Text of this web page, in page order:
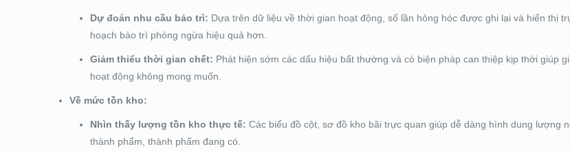
Dự đoán nhu cầu bảo trì: Dựa trên dữ liệu về thời gian hoạt động, số lần hỏng hóc được ghi lại và hiển thị
hoạch bảo trì phòng ngừa hiệu quả hơn.
Giảm thiểu thời gian chết: Phát hiện sớm các dấu hiệu bất thường và có biện pháp can thiệp kịp thời giúp
hoạt động không mong muốn.
Về mức tồn kho:
Nhìn thấy lượng tồn kho thực tế: Các biểu đồ cột, sơ đồ kho bãi trực quan giúp dễ dàng hình dung lượng
thành phẩm, thành phẩm đang có.